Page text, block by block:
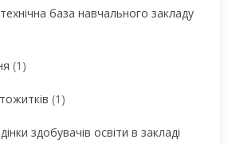
база навчального закладу
(1)
(1)
здобувачів освіти в закладі